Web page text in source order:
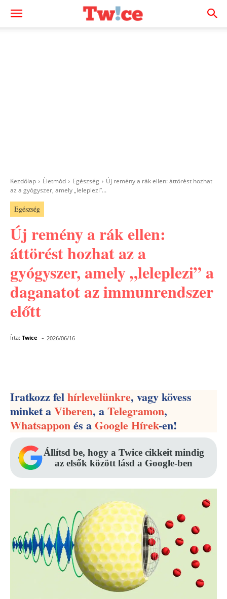
Kezdőlap Életmód Egészség
Új remény a rák ellen: áttörést hozhat
az a gyógyszer, amely „leleplezi”...
Egészség
Új remény a rák ellen:
áttörést hozhat az a
gyógyszer, amely „leleplezi” a
daganatot az immunrendszer
előtt
Írta: Twice - 2026/06/16
Iratkozz felhírlevelünkre, vagy kövess
minket aViberen, aTelegramon,
Whatsapponés aGoogle Hírek-en!
Állítsd be, hogy a Twice cikkeit mindig
az elsők között lásd a Google-ben